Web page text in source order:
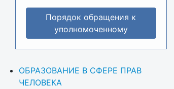
Порядок обращения к
уполномоченному
ОБРАЗОВАНИЕ В СФЕРЕ ПРАВ
ЧЕЛОВЕКА